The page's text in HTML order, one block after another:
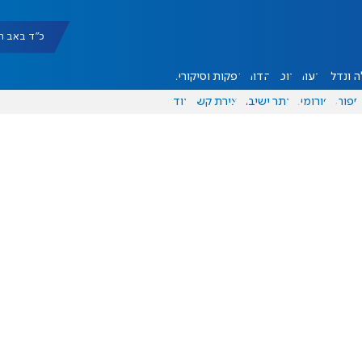
כ"ד באב תשפ"ו
ונדל"ן דעות אוכל יהדות הפקות וסיקורים
ספורט פורומים אתר ישיבה יצירת קשר עוד